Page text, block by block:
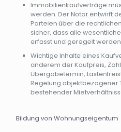
Immobilienkaufverträge
werden. Der Notar entwirft
Parteien über die
sicher, dass alle
erfasst und geregelt
Wichtige Inhalte eines
anderem der Kaufpreis,
Übergabetermin,
Regelung objektbezogener
bestehender
Bildung von Wohnungseigentum